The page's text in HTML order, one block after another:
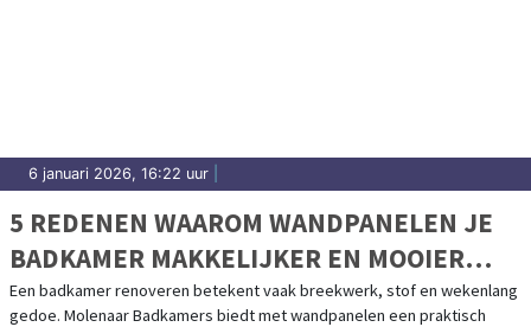
6 januari 2026, 16:22 uur
5 REDENEN WAAROM WANDPANELEN JE
BADKAMER MAKKELIJKER EN MOOIER
MAKEN
Een badkamer renoveren betekent vaak breekwerk, stof en wekenlang
gedoe. Molenaar Badkamers biedt met wandpanelen een praktisch